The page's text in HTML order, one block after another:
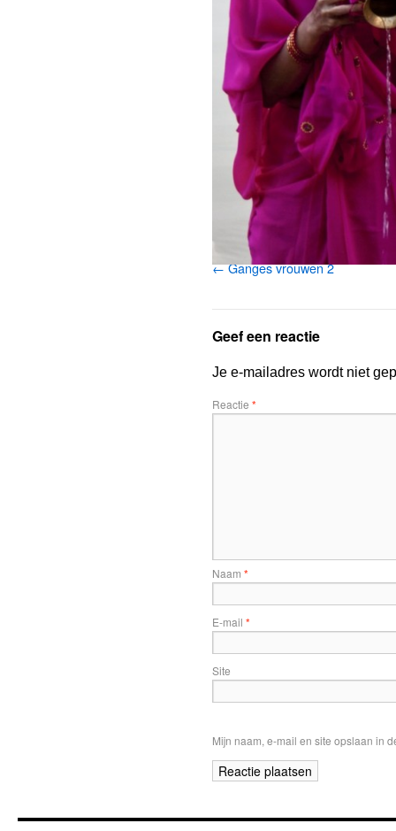
Ganges vrouwen 2
Geef een reactie
Je e-mailadres wordt niet
Reactie *
Naam *
E-mail *
Site
Mijn naam, e-mail en site opslaan in